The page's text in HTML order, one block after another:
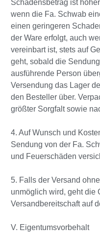
Schadensbetrag ist
wenn die Fa. Schwab
einen geringeren
der Ware erfolgt, auch
vereinbart ist, stets auf
geht, sobald die
ausführende Person
Versendung das Lager
den Besteller über.
größter Sorgfalt sowie
4. Auf Wunsch und
Sendung von der Fa.
und Feuerschäden
5. Falls der Versand
unmöglich wird, geht die
Versandbereitschaft auf
V. Eigentumsvorbehalt